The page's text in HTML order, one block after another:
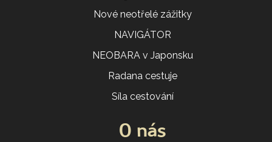
Nové neotřelé zážitky
NAVIGÁTOR
NEOBARA v Japonsku
Radana cestuje
Síla cestování
O nás